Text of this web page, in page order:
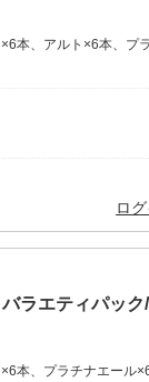
本、アルト×6本、プ
ロ
ラエティパック/
本、プラチナエール